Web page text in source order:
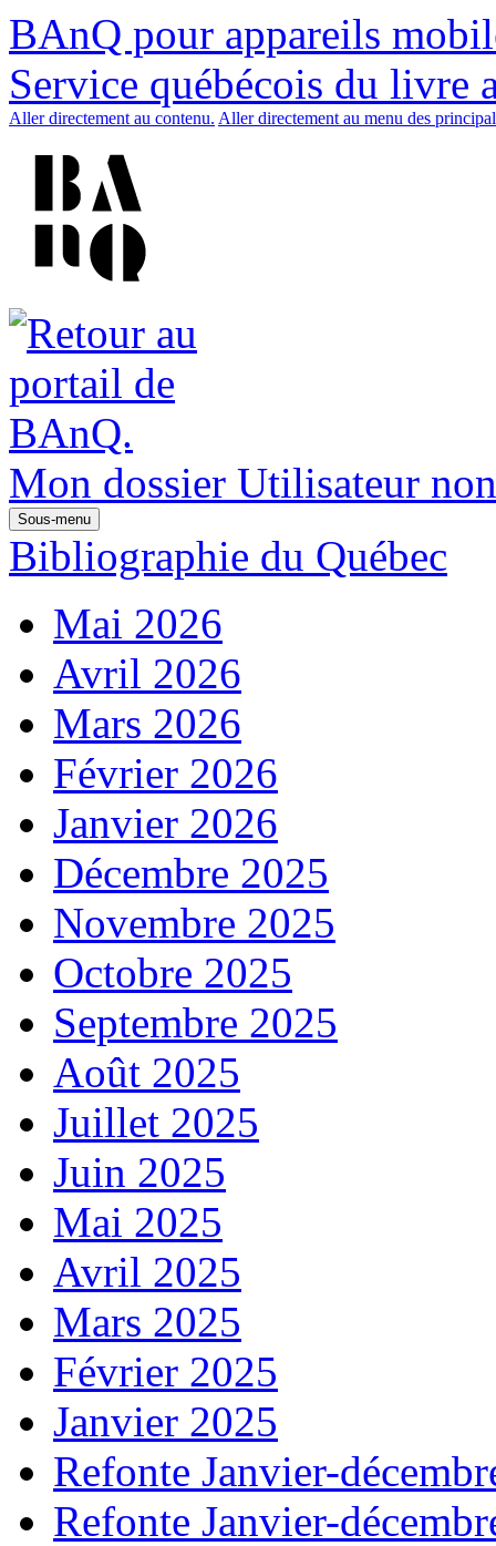
BAnQ pour appareils
Service québécois du livre
Aller directement au contenu. Aller directement au menu des
Mon dossier Utilisateur
Sous-menu
Bibliographie du Québec
Mai 2026
Avril 2026
Mars 2026
Février 2026
Janvier 2026
Décembre 2025
Novembre 2025
Octobre 2025
Septembre 2025
Août 2025
Juillet 2025
Juin 2025
Mai 2025
Avril 2025
Mars 2025
Février 2025
Janvier 2025
Refonte Janvier-
Refonte Janvier-